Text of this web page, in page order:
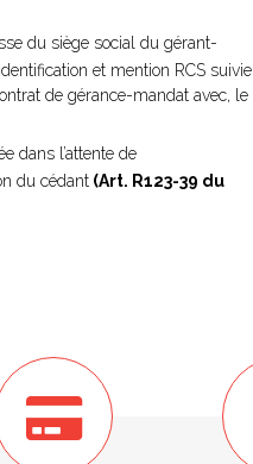
du siège social du gérant-
et mention RCS suivie
de gérance-mandat avec, le
dans l’attente de
du cédant (Art. R123-39 du